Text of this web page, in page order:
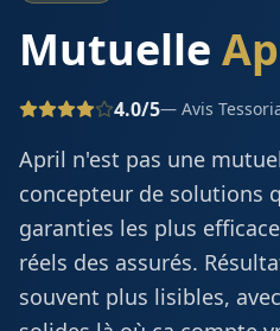
Mutuelle
4.0/5— Avis
April n'est pas une
concepteur de solutions
garanties les plus
réels des assurés.
souvent plus lisibles,